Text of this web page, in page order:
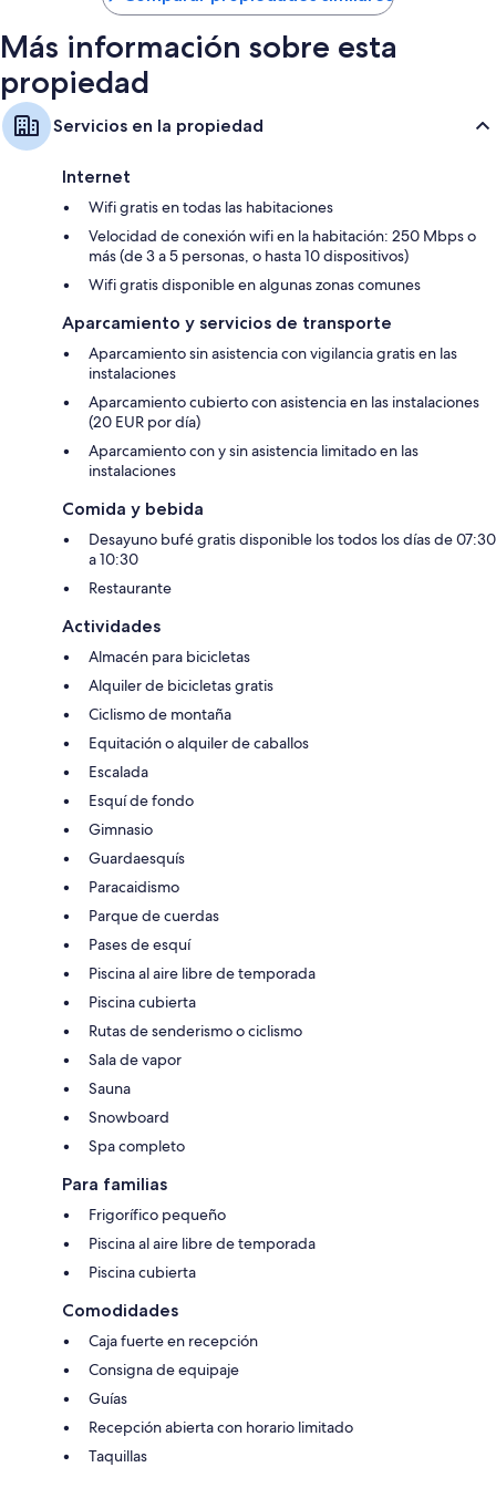
Más información sobre esta
propiedad
Servicios en la propiedad
Internet
Wifi gratis en todas las habitaciones
Velocidad de conexión wifi en la habitación: 250 Mbps o
más (de 3 a 5 personas, o hasta 10 dispositivos)
Wifi gratis disponible en algunas zonas comunes
Aparcamiento y servicios de transporte
Aparcamiento sin asistencia con vigilancia gratis en las
instalaciones
Aparcamiento cubierto con asistencia en las instalaciones
(20 EUR por día)
Aparcamiento con y sin asistencia limitado en las
instalaciones
Comida y bebida
Desayuno bufé gratis disponible los todos los días de 07:30
a 10:30
Restaurante
Actividades
Almacén para bicicletas
Alquiler de bicicletas gratis
Ciclismo de montaña
Equitación o alquiler de caballos
Escalada
Esquí de fondo
Gimnasio
Guardaesquís
Paracaidismo
Parque de cuerdas
Pases de esquí
Piscina al aire libre de temporada
Piscina cubierta
Rutas de senderismo o ciclismo
Sala de vapor
Sauna
Snowboard
Spa completo
Para familias
Frigorífico pequeño
Piscina al aire libre de temporada
Piscina cubierta
Comodidades
Caja fuerte en recepción
Consigna de equipaje
Guías
Recepción abierta con horario limitado
Taquillas